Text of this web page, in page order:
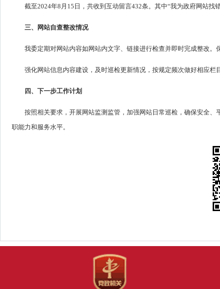
截至2024年8月15日，共收到互动留言432条。其中“我为政府网站
三、网站自查整改情况
我委定期对网站内容如网站内文字、链接进行检查并即时完成整改
强化网站信息内容建设，及时巡检更新情况，按规定频次做好相应栏
四、下一步工作计划
按照相关要求，开展网站监测监管，加强网站日常巡检，确保安全
职能力和服务水平。